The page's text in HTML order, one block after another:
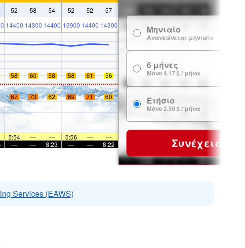
52 58 54 52 52 57
14400 14300 14400 13900 14400 14300
58 60 58 58 61 56
67 73 62 69 71 60
5:54 — — 5:56 —
—
— — 8:23 — — 8:22
Μηνιαίο
Ανανεώνεται μηνιαία
6 μήνες
Μόνο 4.17 $ / μήνα
Ετήσιο
Μόνο 2.50 $ / μήνα
Συνέχεια
Services (EAWS)